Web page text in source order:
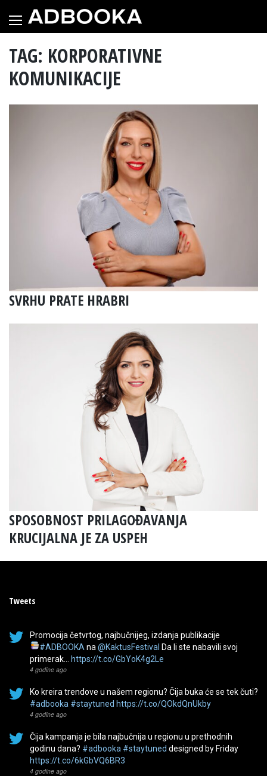
content
TAG: KORPORATIVNE
KOMUNIKACIJE
SVRHU PRATE HRABRI
SPOSOBNOST PRILAGOĐAVANJA
KRUCIJALNA JE ZA USPEH
Tweets
Promocija četvrtog, najbučnijeg, izdanja publikacije
#ADBOOKA na @KaktusFestival Da li ste nabavili svoj
primerak… https://t.co/GbYoK4g2Le
4 godine ago
Ko kreira trendove u našem regionu? Čija buka će se tek čuti?
#adbooka #staytuned https://t.co/QOkdQnUkby
4 godine ago
Čija kampanja je bila najbučnija u regionu u prethodnih
godinu dana? #adbooka #staytuned designed by Friday
https://t.co/6kGbVQ6BR3
4 godine ago